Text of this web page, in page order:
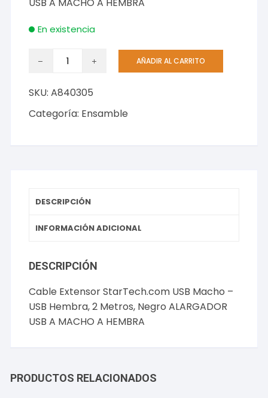
En existencia
Cable
USB
Macho
Negro
USB
A
AÑADIR AL CARRITO
SKU:A840305
Categoría: Ensamble
DESCRIPCIÓN
INFORMACIÓN ADICIONAL
DESCRIPCIÓN
Cable Extensor StarTech.com USB Macho –
USB Hembra, 2 Metros, Negro ALARGADOR
USB A MACHO A HEMBRA
PRODUCTOS RELACIONADOS